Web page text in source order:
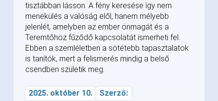
tisztábban lásson. A fény keresése így nem
menekülés a valóság elől, hanem mélyebb
jelenlét, amelyben az ember önmagát és a
Teremtőhöz fűződő kapcsolatát ismerheti fel.
Ebben a szemléletben a sötétebb tapasztalatok
is tanítók, mert a felismerés mindig a belső
csendben születik meg.
2025. október 10. Szerző: